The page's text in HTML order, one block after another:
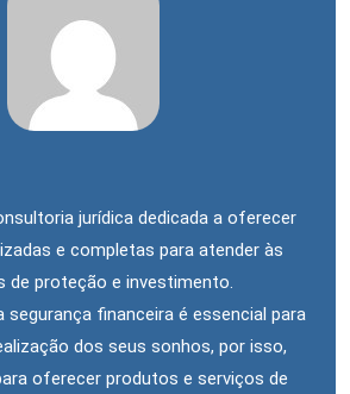
jurídica dedicada a oferecer
e completas para atender às
de proteção e investimento.
segurança financeira é essencial para
dos seus sonhos, por isso,
oferecer produtos e serviços de